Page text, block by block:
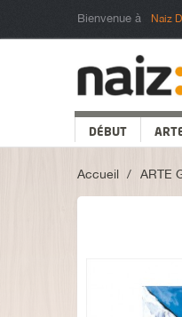
Bienvenue à Naiz
DÉBUT
Accueil > ARTE